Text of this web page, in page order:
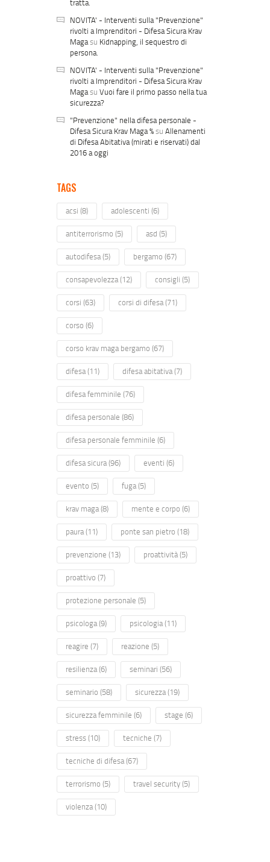
tratta.
NOVITA' - Interventi sulla "Prevenzione"
rivolti a Imprenditori - Difesa Sicura Krav
Magasu Kidnapping, il sequestro di
persona.
NOVITA' - Interventi sulla "Prevenzione"
rivolti a Imprenditori - Difesa Sicura Krav
MagasuVuoi fare il primo passo nella tua
sicurezza?
"Prevenzione" nella difesa personale -
Difesa Sicura Krav Maga %suAllenamenti
di Difesa Abitativa (mirati e riservati) dal
2016 a oggi
TAGS
acsi (8) adolescenti (6)
antiterrorismo (5) asd (5)
autodifesa(5) bergamo (67)
consapevolezza(12) consigli (5)
corsi (63) corsi di difesa(71)
corso (6)
corso krav maga bergamo (67)
difesa(11) difesa abitativa(7)
difesa femminile (76)
difesa personale (86)
difesa personale femminile (6)
difesa sicura(96) eventi (6)
evento (5) fuga(5)
krav maga(8) mente e corpo (6)
paura(11) ponte san pietro (18)
prevenzione (13) proattività(5)
proattivo (7)
protezione personale (5)
psicologa(9) psicologia(11)
reagire (7) reazione (5)
resilienza(6) seminari (56)
seminario (58) sicurezza(19)
sicurezza femminile (6) stage (6)
stress(10) tecniche (7)
tecniche di difesa(67)
terrorismo (5) travel security(5)
violenza(10)